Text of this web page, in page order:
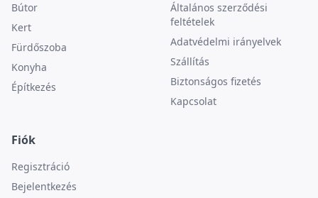
Bútor
Kert
Fürdőszoba
Konyha
Építkezés
Általános szerződési
feltételek
Adatvédelmi irányelvek
Szállítás
Biztonságos fizetés
Kapcsolat
Fiók
Regisztráció
Bejelentkezés